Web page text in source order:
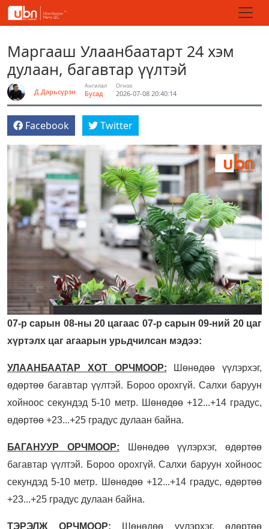
Маргааш Улаанбаатарт 24 хэм
дулаан, багавтар үүлтэй
Д.Дарьсүрэн
Ангилал
Бусад
Огноо
2026-07-08 20:40:14
Facebook Twitter
07-р сарын 08-ны 20 цагаас 07-р сарын 09-ний 20 цаг
хүртэлх цаг агаарын урьдчилсан мэдээ:
УЛААНБААТАР ХОТ ОРЧМООР: Шөнөдөө үүлэрхэг,
өдөртөө багавтар үүлтэй. Бороо орохгүй. Салхи баруун
хойноос секундэд 5-10 метр. Шөнөдөө +12...+14 градус,
өдөртөө +23...+25 градус дулаан байна.
БАГАНУУР ОРЧМООР: Шөнөдөө үүлэрхэг, өдөртөө
багавтар үүлтэй. Бороо орохгүй. Салхи баруун хойноос
секундэд 5-10 метр. Шөнөдөө +12...+14 градус, өдөртөө
+23...+25 градус дулаан байна.
ТЭРЭЛЖ ОРЧМООР: Шөнөдөө үүлэрхэг, өдөртөө